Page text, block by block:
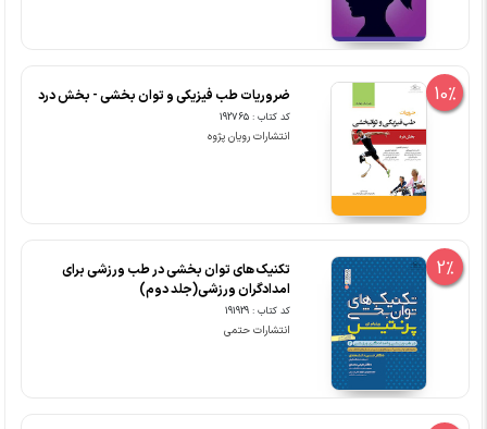
10% ضروریات طب فیزیکی و توان بخشی - بخش درد
کد کتاب : 192765
انتشارات رویان پژوه
2%
تکنیک های توان بخشی در طب ورزشی برای
امدادگران ورزشی(جلد دوم)
کد کتاب : 191929
انتشارات حتمی